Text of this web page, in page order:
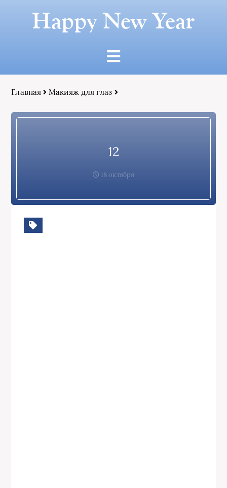
Happy New Year
Главная Макияж для глаз
12
18 октября